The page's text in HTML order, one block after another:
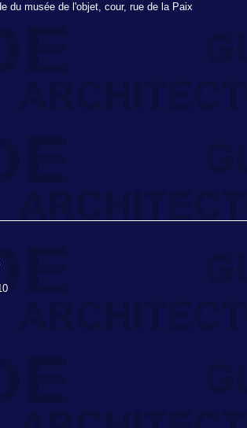
du musée de l'objet, cour, rue de la Paix